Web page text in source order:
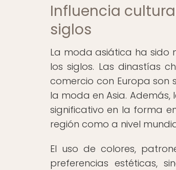
Influencia
siglos
La moda asiática ha sido
los siglos. Las dinastías
comercio con Europa son
la moda en Asia.
significativo en la forma
región como a nivel
El uso de colores,
preferencias estéticas,